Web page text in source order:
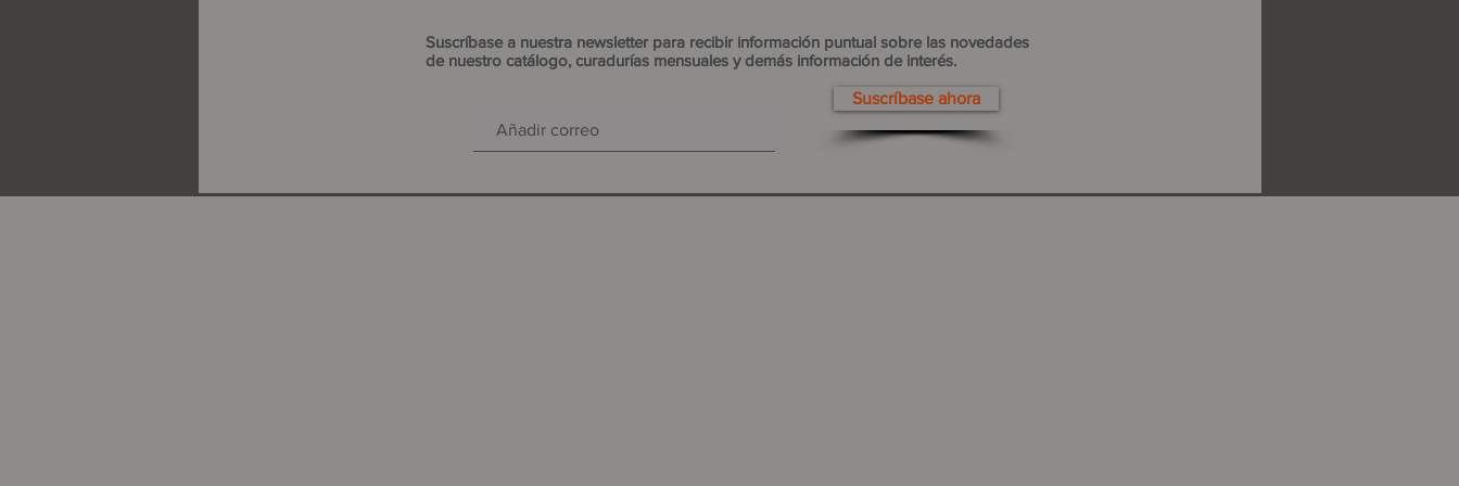
Suscríbase a nuestra newsletter para recibir información puntual sobre las novedades
de nuestro catálogo, curadurías mensuales y demás información de interés.
Suscríbase ahora